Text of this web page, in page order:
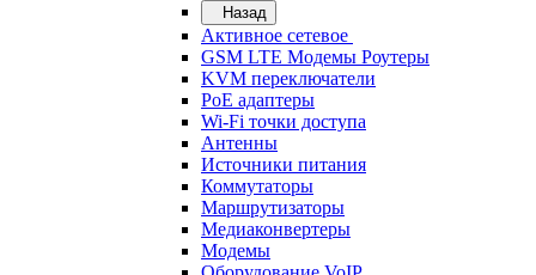
Назад
Активное сетевое
GSM LTE Модемы Роутеры
KVM переключатели
PoE адаптеры
Wi-Fi точки доступа
Антенны
Источники питания
Коммутаторы
Маршрутизаторы
Медиаконвертеры
Модемы